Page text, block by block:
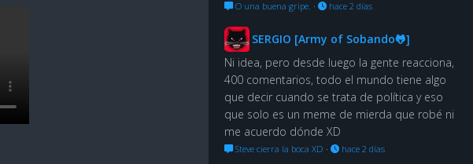
O una buena gripe. · hace 2 días
SERGIO [Army of Sobando🐸]
Ni idea, pero desde luego la gente reacciona,
400 comentarios, todo el mundo tiene algo
que decir cuando se trata de política y eso
que solo es un meme de mierda que robé ni
me acuerdo dónde XD
Steve cierra la boca XD · hace 2 días